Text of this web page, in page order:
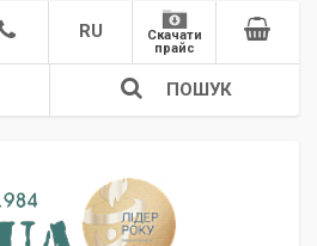
RU
Скачати
прайс
ПОШУК